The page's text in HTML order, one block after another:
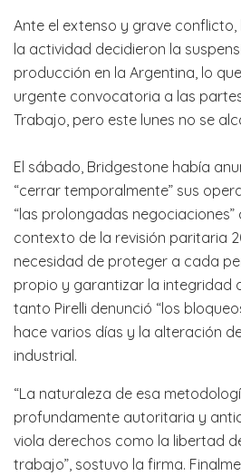
Ante el extenso y grave
la actividad decidieron la
producción en la Argentina, lo
urgente convocatoria a las
Trabajo, pero este lunes no se
El sábado, Bridgestone había
“cerrar temporalmente” sus
“las prolongadas negociaciones”
contexto de la revisión paritaria
necesidad de proteger a cada
propio y garantizar la integridad
tanto Pirelli denunció “los
hace varios días y la alteración
industrial.
“La naturaleza de esa
profundamente autoritaria y
viola derechos como la libertad
trabajo”, sostuvo la firma.